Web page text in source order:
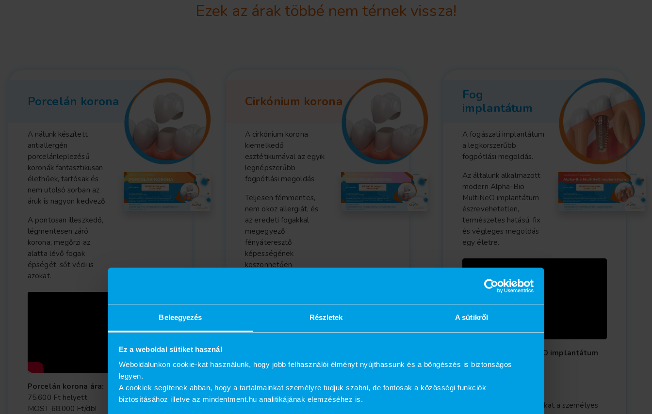
Beleegyezés Részletek A sütikről
Ez a weboldal sütiket használ
Weboldalunkon cookie-kat használunk, hogy jobb felhasználói élményt nyújthassunk és a böngészés is biztonságos
legyen.
A cookiek segítenek abban, hogy a tartalmainkat személyre tudjuk szabni, de fontosak a közösségi funkciók
biztosításához illetve az mindentment.hu analitikájának elemzéséhez is.
Ezek az árak többé nem térnek vissza!
Porcelán korona
A nálunk készített
antiallergén
porcelánleplezésű
koronák fantasztikusan
élethűek, tartósak és
nem utolsó sorban az
áruk is nagyon kedvező.
A pontosan illeszkedő,
légmentesen záró
korona, megőrzi az
alatta lévő fogak
épségét, sőt védi is
azokat.
Porcelán korona ára:
75.600 Ft helyett,
MOST 68.000 Ft/db!
Cirkónium korona
A cirkónium korona
kiemelkedő
esztétikumával az egyik
legnépszerűbb
fogpótlási megoldás.
Teljesen fémmentes,
nem okoz allergiát, és
az eredeti fogakkal
megegyező
fényáteresztő
képességének
köszönhetően
Cirkónium korona ára:
102.500 Ft helyett,
Fog
implantátum
A fogászati implantátum
a legkorszerűbb
fogpótlási megoldás.
Az általunk alkalmazott
modern Alpha-Bio
MultiNeO implantátum
észrevehetetlen,
természetes hatású, fix
és végleges megoldás
egy életre.
Az Alpha-Bio MultiNeO implantátum
ára:
MOST 142.200 Ft/db!
Kérje pontos árajánlatunkat a személyes